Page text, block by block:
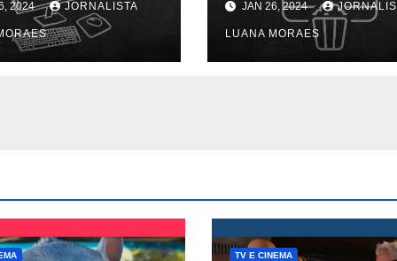
2024 JORNALISTA
ficar na berlinda
JAN 26, 2024
LUANA MORAES
TV E CINEMA